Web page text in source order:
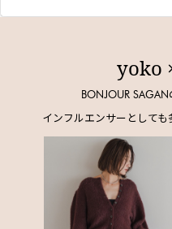
yoko
BONJOUR SAGAN
インフルエンサーとしても